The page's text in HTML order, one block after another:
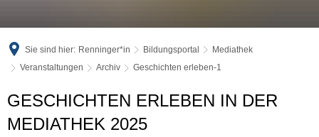
Sie sind hier: Renninger*in Bildungsportal
Mediathek
Veranstaltungen
Archiv Geschichten erleben-1
Geschichten
erleben-
GESCHICHTEN ERLEBEN IN DER
MEDIATHEK 2025